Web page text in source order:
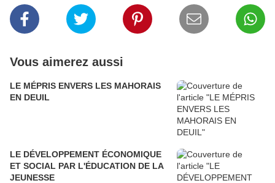
Vous aimerez aussi
LE MÉPRIS ENVERS LES MAHORAIS
EN DEUIL
LE DÉVELOPPEMENT ÉCONOMIQUE
ET SOCIAL PAR L'ÉDUCATION DE LA
JEUNESSE